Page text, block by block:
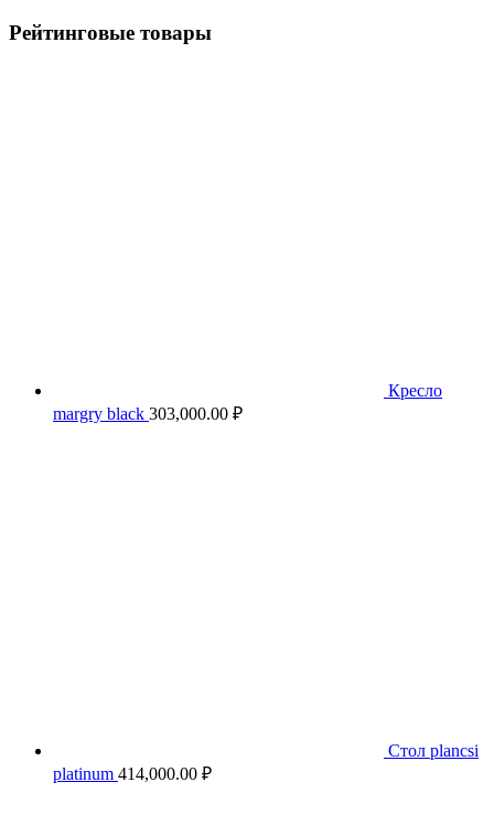
Рейтинговые товары
Кресло
margry black 303,000.00 ₽
Стол plancsi
platinum 414,000.00 ₽